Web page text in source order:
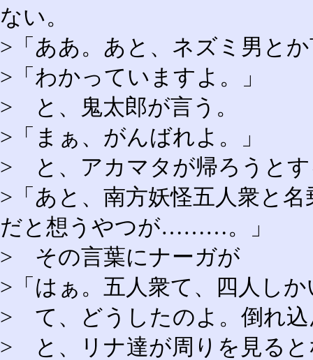
ない。
>「ああ。あと、ネズミ男と
>「わかっていますよ。」
> と、鬼太郎が言う。
>「まぁ、がんばれよ。」
> と、アカマタが帰ろうと
>「あと、南方妖怪五人衆と
だと想うやつが………。」
> その言葉にナーガが
>「はぁ。五人衆て、四人し
> て、どうしたのよ。倒れ
> と、リナ達が周りを見ると